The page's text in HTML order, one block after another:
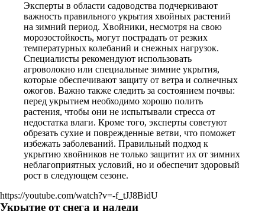
Эксперты в области садоводства подчеркивают
важность правильного укрытия хвойных растений
на зимний период. Хвойники, несмотря на свою
морозостойкость, могут пострадать от резких
температурных колебаний и снежных нагрузок.
Специалисты рекомендуют использовать
агроволокно или специальные зимние укрытия,
которые обеспечивают защиту от ветра и солнечных
ожогов. Важно также следить за состоянием почвы:
перед укрытием необходимо хорошо полить
растения, чтобы они не испытывали стресса от
недостатка влаги. Кроме того, эксперты советуют
обрезать сухие и поврежденные ветви, что поможет
избежать заболеваний. Правильный подход к
укрытию хвойников не только защитит их от зимних
неблагоприятных условий, но и обеспечит здоровый
рост в следующем сезоне.
https://youtube.com/watch?v=-f_tJJ8BidU
Укрытие от снега и наледи